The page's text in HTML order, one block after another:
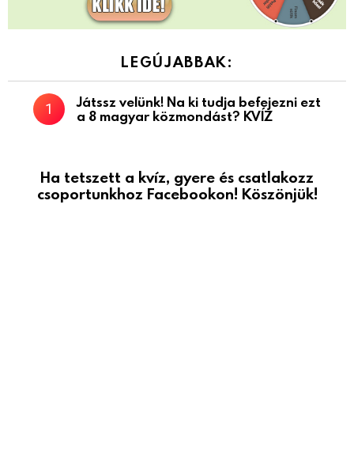
LEGÚJABBAK:
Játssz velünk! Na ki tudja befejezni ezt
a 8 magyar közmondást? KVÍZ
Ha tetszett a kvíz, gyere és csatlakozz
csoportunkhoz Facebookon! Köszönjük!